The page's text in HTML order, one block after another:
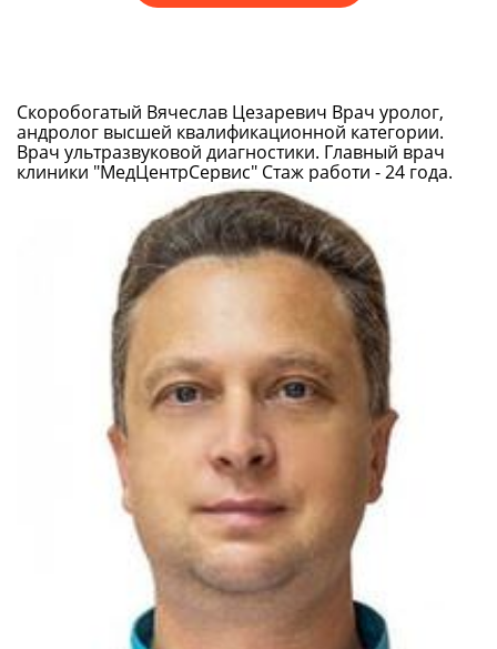
Скоробогатый Вячеслав Цезаревич Врач уролог,
андролог высшей квалификационной категории.
Врач ультразвуковой диагностики. Главный врач
клиники "МедЦентрСервис" Стаж работи - 24 года.